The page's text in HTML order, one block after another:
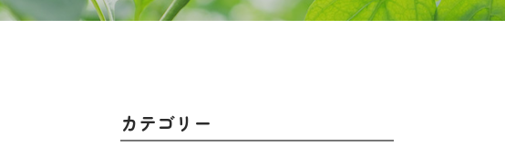
カテゴリー